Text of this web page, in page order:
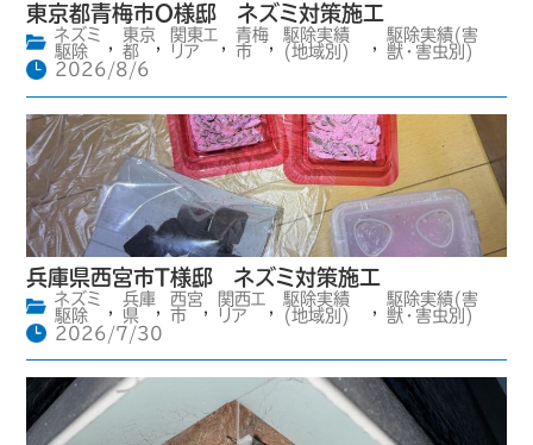
東京都青梅市O様邸 ネズミ対策施工
ネズミ
駆除
東京
都
関東エ
リア
青梅
市
駆除実績
(地域別)
駆除実績(害
獣・害虫別)
2026/8/6
兵庫県西宮市T様邸 ネズミ対策施工
ネズミ
駆除
兵庫
県
,
西宮
市
関西エ
リア
駆除実績
(地域別)
駆除実績(害
獣・害虫別)
2026/7/30